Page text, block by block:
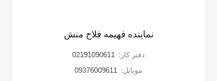
نماینده فهیمه فلاح منش
دفتر کار: 02191090611
موبایل: 09376009611